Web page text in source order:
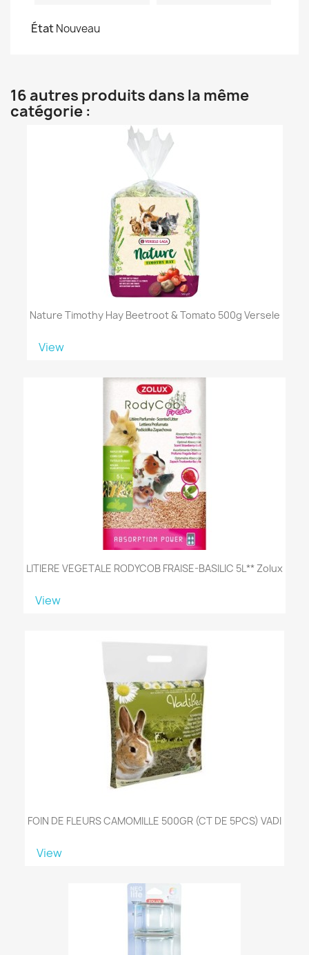
ÉtatNouveau
16 autres produits dans la même
catégorie :
Nature Timothy Hay Beetroot & Tomato 500g Versele
View
LITIERE VEGETALE RODYCOB FRAISE-BASILIC 5L** Zolux
View
FOIN DE FLEURS CAMOMILLE 500GR (CT DE 5PCS) VADI
View